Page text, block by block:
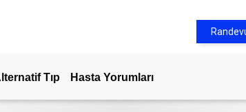
Tıp Hasta Yorumları